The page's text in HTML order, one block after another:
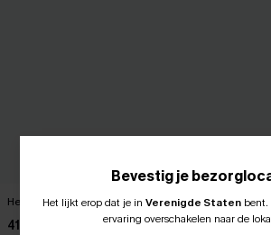
Hedendaagse tropische mini-jurk
41,00 €
Happy
38,00 €
Bevestig je
Het lijkt erop dat je in Verenigde Staten bent.
ervaring overschakelen naar de
ABONNEER OM TE